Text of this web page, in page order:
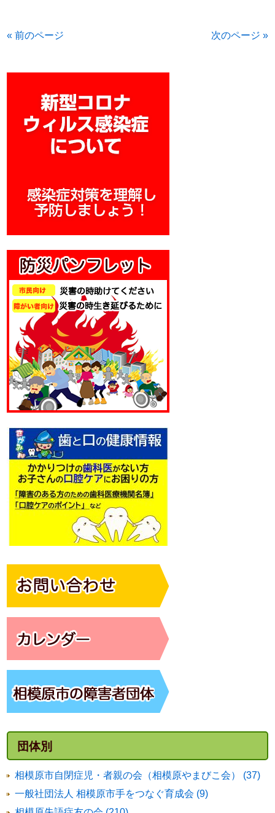
« 前のページ 次のページ »
団体別
相模原市自閉症児・者親の会（相模原やまびこ会） (37)
一般社団法人 相模原市手をつなぐ育成会 (9)